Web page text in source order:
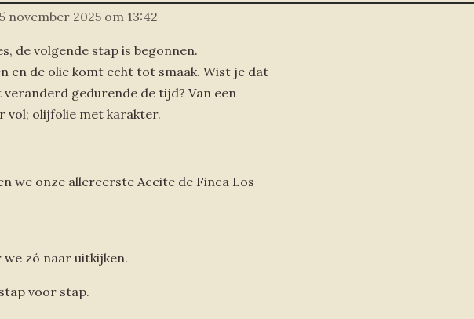
november 2025 om 13:42
de volgende stap is begonnen.
en de olie komt echt tot smaak. Wist je dat
veranderd gedurende de tijd? Van een
vol; olijfolie met karakter.
we onze allereerste Aceite de Finca Los
zó naar uitkijken.
voor stap.